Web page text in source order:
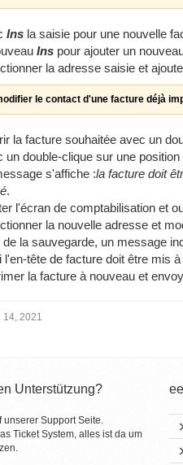
Ins la saisie pour une nouvelle
Ins pour ajouter un
la adresse saisie et
le contact d'une facture déjà
la facture souhaitée avec un
un double-clique sur une
s'affiche :la facture doit
.
l'écran de comptabilisation et
la nouvelle adresse et
de la sauvegarde, un message
tête de facture doit être mis à
la facture à nouveau et
14, 2021
Unterstützung?
unserer Support Seite.
Ticket System, alles ist da um